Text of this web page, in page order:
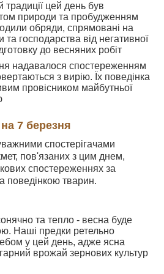
традиції цей день був
природи та пробудженням
обряди, спрямовані на
господарства від негативної
до весняних робіт
надавалося спостереженням
з вирію. Їх поведінка
провісником майбутньої
7 березня
спостерігачами
пов'язаних з цим днем,
спостереженнях за
поведінкою тварин.
та тепло - весна буде
Наші предки ретельно
у цей день, адже ясна
врожай зернових культур